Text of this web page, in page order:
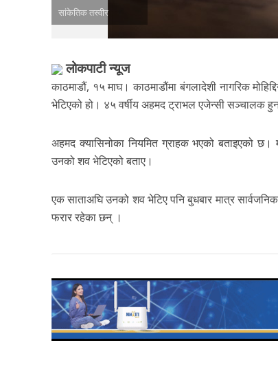
सांकेतिक तस्वीर
लोकपाटी न्यूज
काठमाडौं, १५ माघ। काठमाडौंमा बंगलादेशी नागरिक
भेटिएको हो। ४५ वर्षीय अहमद ट्राभल एजेन्सी सञ्चालक
अहमद क्यासिनोका नियमित ग्राहक भएको बताइएको छ।
उनको शव भेटिएको बताए।
एक साताअघि उनको शव भेटिए पनि बुधबार मात्र
फरार रहेका छन् ।